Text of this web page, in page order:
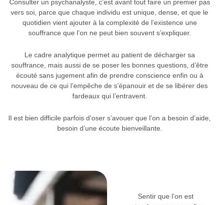
Consulter un psychanalyste, c’est avant tout faire un premier pas
vers soi, parce que chaque individu est unique, dense, et que le
quotidien vient ajouter à la complexité de l’existence une
souffrance que l’on ne peut bien souvent s’expliquer.
Le cadre analytique permet au patient de décharger sa
souffrance, mais aussi de se poser les bonnes questions, d’être
écouté sans jugement afin de prendre conscience enfin ou à
nouveau de ce qui l’empêche de s’épanouir et de se libérer des
fardeaux qui l’entravent.
Il est bien difficile parfois d’oser s’avouer que l’on a besoin d’aide,
besoin d’une écoute bienveillante.
Sentir que l’on est